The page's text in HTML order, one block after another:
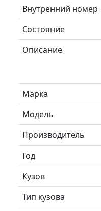
Внутренний номер
Состояние
Описание
Марка
Модель
Производитель
Год
Кузов
Тип кузова